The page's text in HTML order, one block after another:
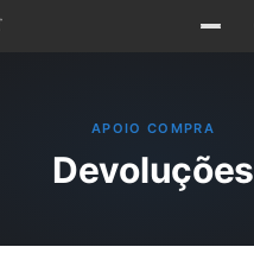
APOIO COMPRA
Devoluções